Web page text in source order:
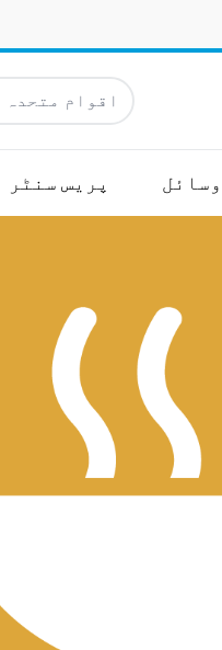
اقوام متحدہ
وسائل پریس سنٹر